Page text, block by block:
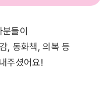
들이
, 동화책, 의복 등
주셨어요!